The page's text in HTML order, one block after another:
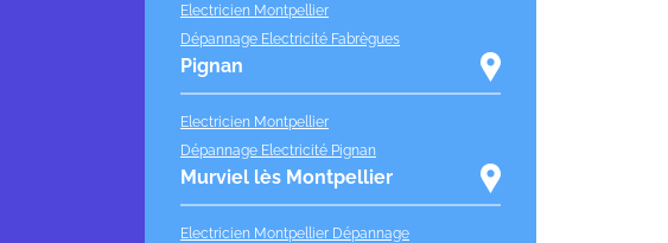
Electricien Montpellier
Dépannage Electricité Fabrègues
Pignan
Electricien Montpellier
Dépannage Electricité Pignan
Murviel lès Montpellier
Electricien Montpellier Dépannage